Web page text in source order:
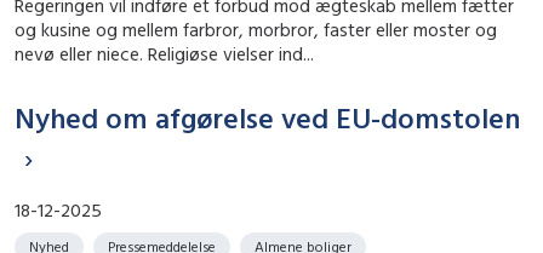
Regeringen vil indføre et forbud mod ægteskab mellem fætter
og kusine og mellem farbror, morbror, faster eller moster og
nevø eller niece. Religiøse vielser ind...
Nyhed om afgørelse ved EU-domstolen
18-12-2025
Nyhed Pressemeddelelse Almene boliger